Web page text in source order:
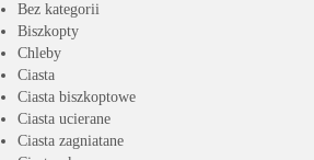
Bez kategorii
Biszkopty
Chleby
Ciasta
Ciasta biszkoptowe
Ciasta ucierane
Ciasta zagniatane